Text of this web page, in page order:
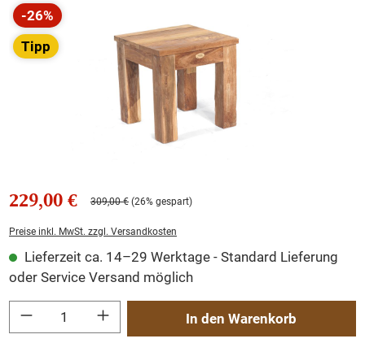
Bildergalerie überspringen
-26%
Rabatt
Tipp
229,00 € 309,00 € (26% gespart)
Preise inkl. MwSt. zzgl. Versandkosten
Lieferzeit ca. 14–29 Werktage - Standard Lieferung
oder Service Versand möglich
Produkt Anzahl: Gib den gewünschten Wert ein oder benutze die Schaltflächen
In den Warenkorb